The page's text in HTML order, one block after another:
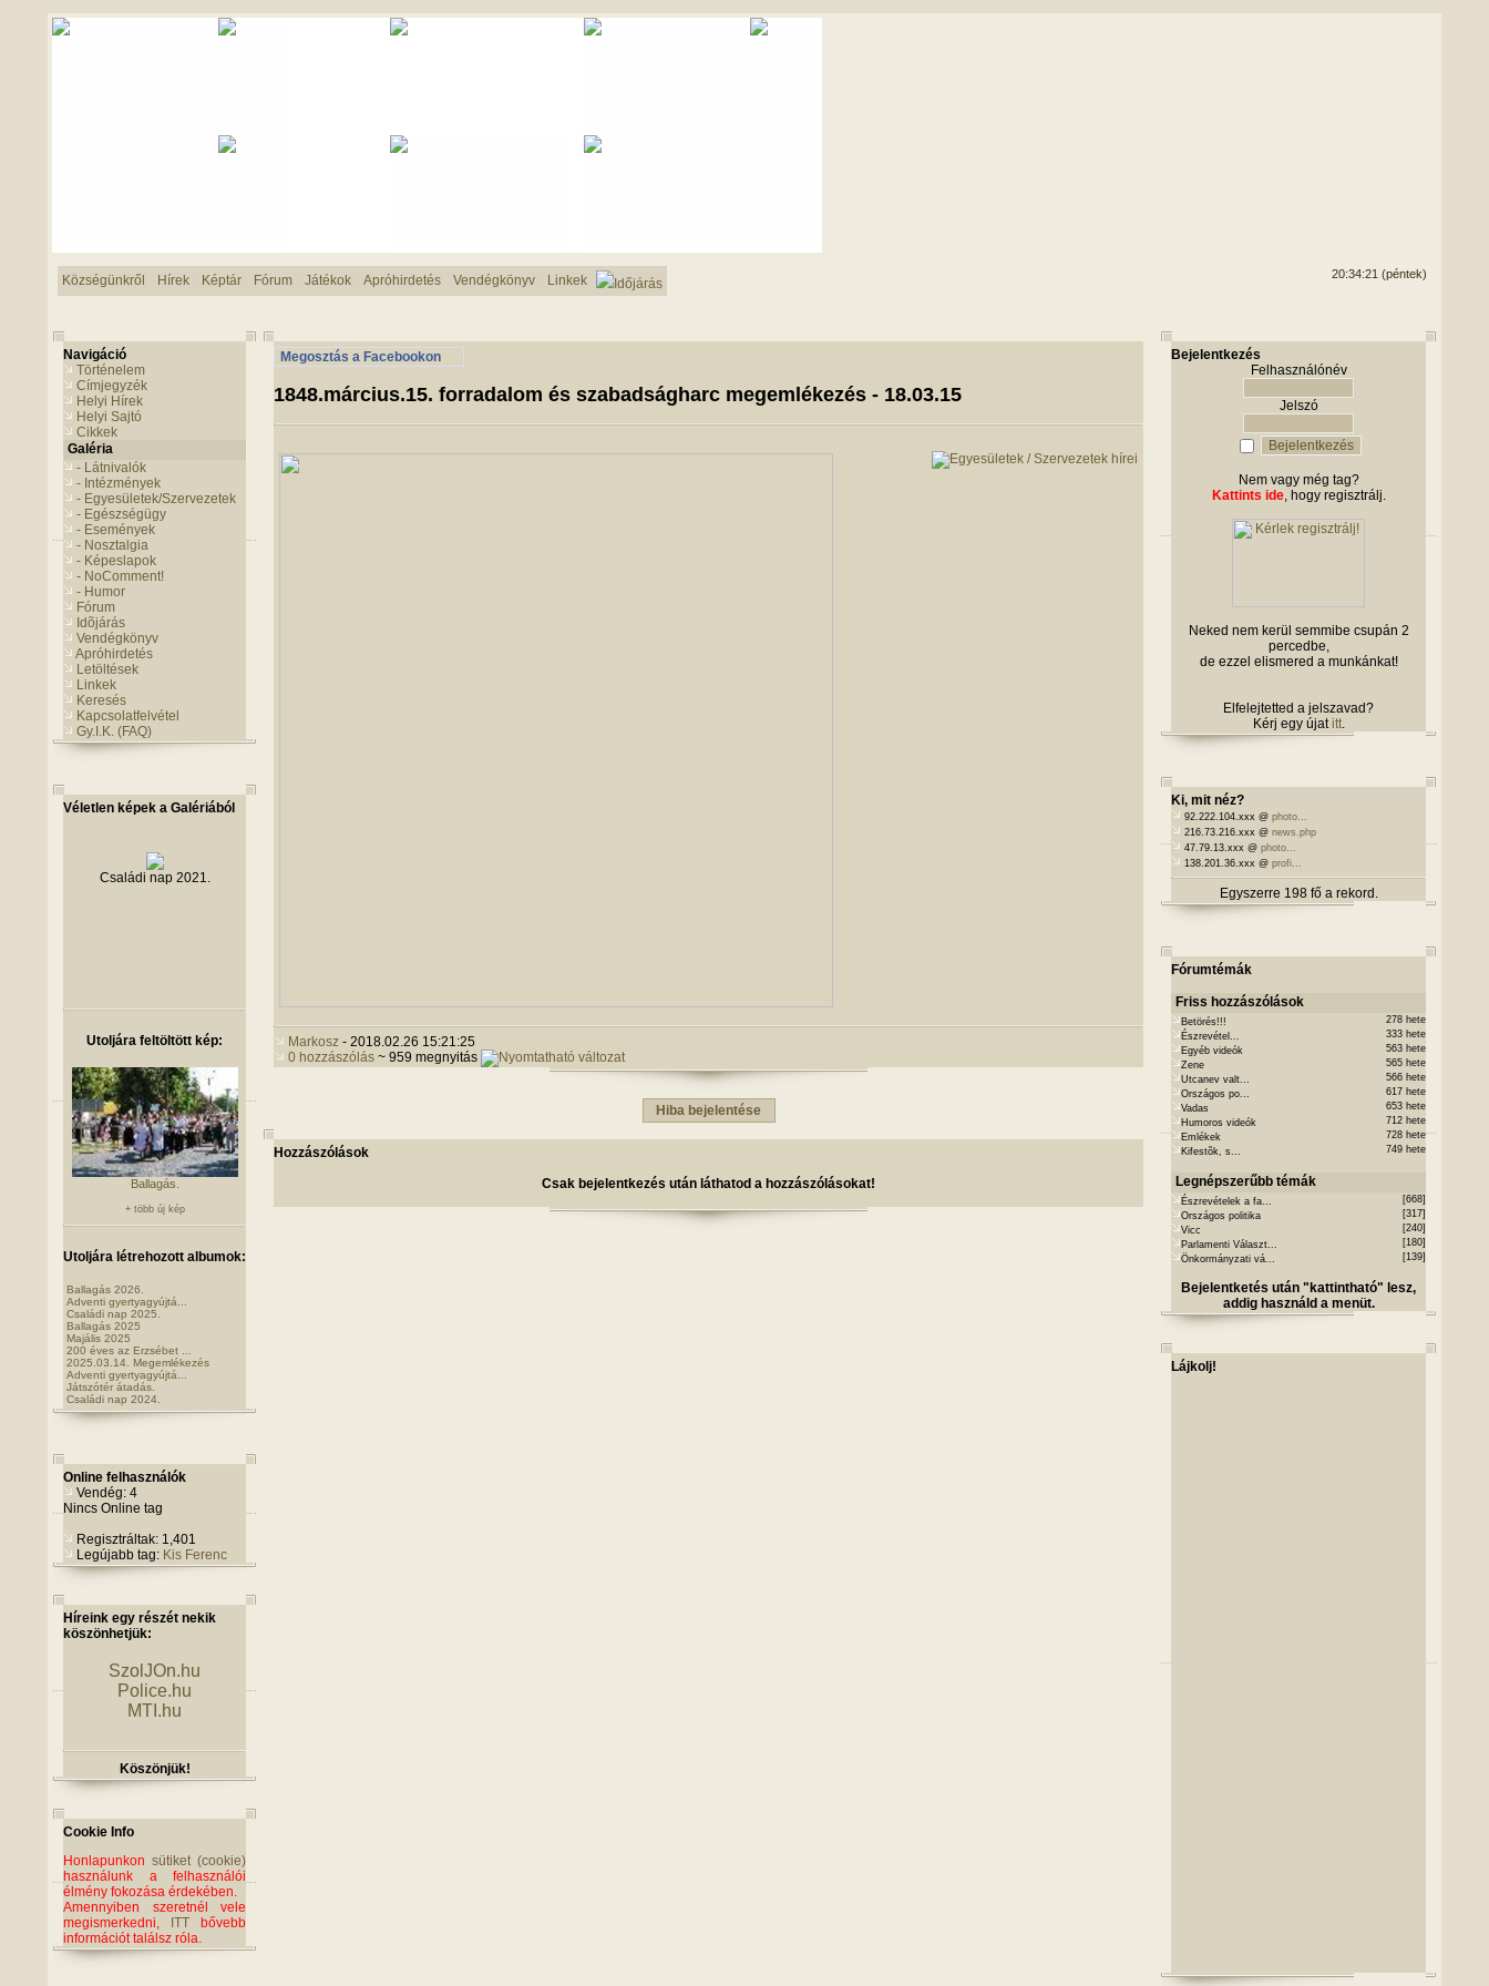
Községünkről Hírek Képtár Fórum Játékok Apróhirdetés Vendégkönyv Linkek Időjárás
20:34:21 (péntek)
Navigáció
Történelem
Címjegyzék
Helyi Hírek
Helyi Sajtó
Cikkek
Galéria
- Látnivalók
- Intézmények
- Egyesületek/Szervezetek
- Egészségügy
- Események
- Nosztalgia
- Képeslapok
- NoComment!
- Humor
Fórum
Idõjárás
Vendégkönyv
Apróhirdetés
Letöltések
Linkek
Keresés
Kapcsolatfelvétel
Gy.I.K. (FAQ)
Véletlen képek a Galériából
Családi nap 2021.
Utoljára feltöltött kép:
Ballagás.
+ több új kép
Utoljára létrehozott albumok:
Ballagás 2026.
Adventi gyertyagyújtá...
Családi nap 2025.
Ballagás 2025
Majális 2025
200 éves az Erzsébet ...
2025.03.14. Megemlékezés
Adventi gyertyagyújtá...
Játszótér átadás.
Családi nap 2024.
Online felhasználók
Vendég: 4
Nincs Online tag
Regisztráltak: 1,401
Legújabb tag: Kis Ferenc
Híreink egy részét nekik
köszönhetjük:
SzolJOn.hu
Police.hu
MTI.hu
Köszönjük!
Cookie Info
Honlapunkon sütiket (cookie)
használunk a felhasználói
élmény fokozása érdekében.
Amennyiben szeretnél vele
megismerkedni,
ITT bővebb
információt találsz róla.
Megosztás a Facebookon
1848.március.15. forradalom és szabadságharc megemlékezés - 18.03.15
Markosz - 2018.02.26 15:21:25
0 hozzászólás ~ 959 megnyitás
Hiba bejelentése
Hozzászólások
Csak bejelentkezés után láthatod a hozzászólásokat!
Bejelentkezés
Felhasználónév
Jelszó
Nem vagy még tag?
Kattints ide, hogy regisztrálj.
Neked nem kerül semmibe csupán 2
percedbe,
de ezzel elismered a munkánkat!
Elfelejtetted a jelszavad?
Kérj egy újatitt.
Ki, mit néz?
92.222.104.xxx @ photo...
216.73.216.xxx @ news.php
47.79.13.xxx @ photo...
138.201.36.xxx @ profi...
Egyszerre 198 fő a rekord.
Fórumtémák
Friss hozzászólások
Betörés!!!
278 hete
Észrevétel...
333 hete
Egyéb videók
563 hete
Zene
565 hete
Utcanev valt...
566 hete
Országos po...
617 hete
Vadas
653 hete
Humoros videók
712 hete
Emlékek
728 hete
Kifestõk, s...
749 hete
Legnépszerűbb témák
Észrevételek a fa...
[668]
Országos politika
[317]
Vicc
[240]
Parlamenti Választ...
[180]
Önkormányzati vá...
[139]
Bejelentketés után "kattintható" lesz,
addig használd a menüt.
Lájkolj!